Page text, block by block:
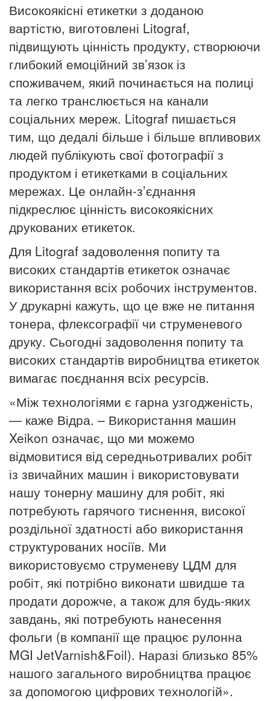
Високоякісні етикетки з доданою
вартістю, виготовлені Litograf,
підвищують цінність продукту, створюючи
глибокий емоційний зв’язок із
споживачем, який починається на полиці
та легко транслюється на канали
соціальних мереж. Litograf пишається
тим, що дедалі більше і більше впливових
людей публікують свої фотографії з
продуктом і етикетками в соціальних
мережах. Це онлайн-з’єднання
підкреслює цінність високоякісних
друкованих етикеток.
Для Litograf задоволення попиту та
високих стандартів етикеток означає
використання всіх робочих інструментов.
У друкарні кажуть, що це вже не питання
тонера, флексографії чи струменевого
друку. Сьогодні задоволення попиту та
високих стандартів виробництва етикеток
вимагає поєднання всіх ресурсів.
«Між технологіями є гарна узгодженість,
— каже Відра. – Використання машин
Xeikon означає, що ми можемо
відмовитися від середньотривалих робіт
із звичайних машин і використовувати
нашу тонерну машину для робіт, які
потребують гарячого тиснення, високої
роздільної здатності або використання
структурованих носіїв. Ми
використовуємо струменеву ЦДМ для
робіт, які потрібно виконати швидше та
продати дорожче, а також для будь-яких
завдань, які потребують нанесення
фольги (в компанії ще працює рулонна
MGI JetVarnish&Foil). Наразі близько 85%
нашого загального виробництва працює
за допомогою цифрових технологій».